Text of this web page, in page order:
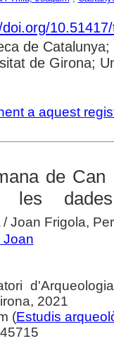
doi.org/
de
de Girona;
a aquest
de
les
/ Joan Frigola,
Joan
2021
(Estudis